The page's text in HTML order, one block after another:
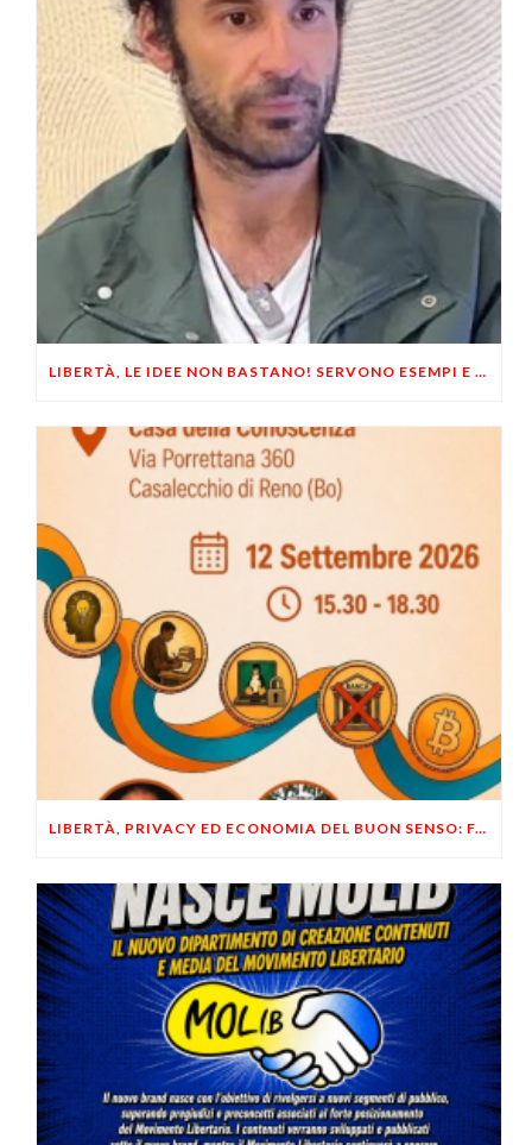
LIBERTÀ, LE IDEE NON BASTANO! SERVONO ESEMPI E UN PO’ DI COERENZA
LIBERTÀ, PRIVACY ED ECONOMIA DEL BUON SENSO: FACCO E MUSUMECI A CASALECCHIO DI RENO (BO)